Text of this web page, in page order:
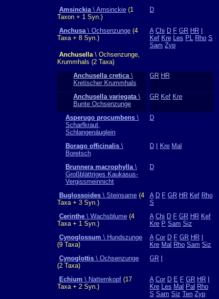
Amsinckia\ Amsinckie (1
Taxon + 1 Syn.)
D
Anchusa\ Ochsenzunge (4
Taxa + 8 Syn.)
A Chi D F GR HR
Kef Kre Les PL Rho S
Sam Zyp
Anchusella\ Ochsenzunge,
Krummhals (2 Taxa)
Anchusella cretica\
Kretischer Krummhals
GR HR
Anchusella variegata\
Bunte Ochsenzunge
GR Kef Kre
Asperugo procumbens \
Scharfkraut,
Schlangenäuglein
D
Borago officinalis \
Boretsch
D Kre Mal
Brunnera macrophylla\
Großblättriges Kaukasus-
Vergissmeinnicht
D
Buglossoides \ Steinsame (4
Taxa + 3 Syn.)
A D F GR HR Kef Rho
S
Cerinthe \ Wachsblume (4
Taxa + 1 Syn.)
A Chi D F GR HR Kef
Kre P Sam Siz
Cynoglossum \ Hundszunge
(9 Taxa)
A Cor D F GR HR
Kre Mal Rho Sam Siz
Cynoglottis \ Ochsenzunge
(2 Taxa)
GR
Echium \ Natternkopf (17
Taxa + 2 Syn.)
A Cor D E F GR HR
Kre Les Mal Pal Rho
S Sam Siz Ten Zyp